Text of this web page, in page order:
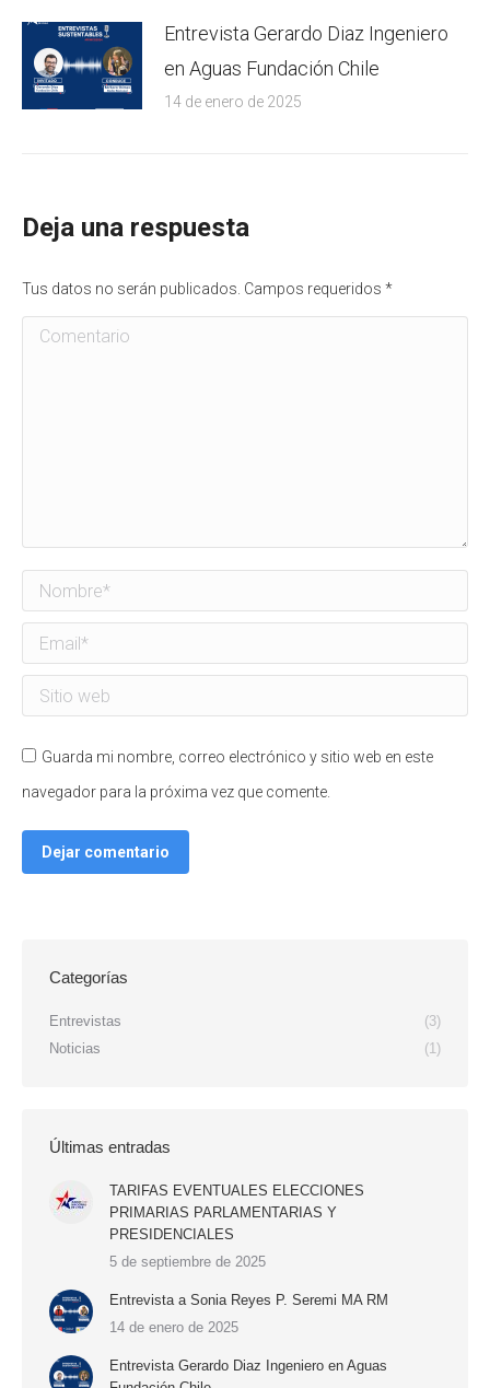
Entrevista Gerardo Diaz Ingeniero
en Aguas Fundación Chile
14 de enero de 2025
Deja una respuesta
Tus datos no serán publicados. Campos requeridos *
Comentario
Nombre *
Email *
Sitio web
Guarda mi nombre, correo electrónico y sitio web en este
navegador para la próxima vez que comente.
Dejar comentario
Categorías
Entrevistas
(3)
Noticias
(1)
Últimas entradas
TARIFAS EVENTUALES ELECCIONES
PRIMARIAS PARLAMENTARIAS Y
PRESIDENCIALES
5 de septiembre de 2025
Entrevista a Sonia Reyes P. Seremi MA RM
14 de enero de 2025
Entrevista Gerardo Diaz Ingeniero en Aguas